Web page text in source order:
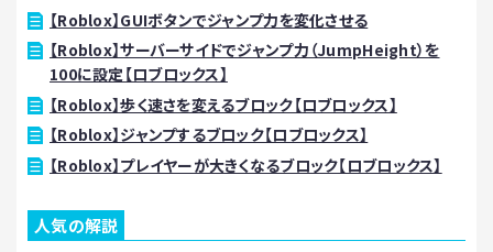
【Roblox】GUIボタンでジャンプ力を変化させる
【Roblox】サーバーサイドでジャンプ力（JumpHeight）を
100に設定【ロブロックス】
【Roblox】歩く速さを変えるブロック【ロブロックス】
【Roblox】ジャンプするブロック【ロブロックス】
【Roblox】プレイヤーが大きくなるブロック【ロブロックス】
人気の解説